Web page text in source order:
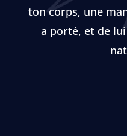
ton corps, une
a porté, et de